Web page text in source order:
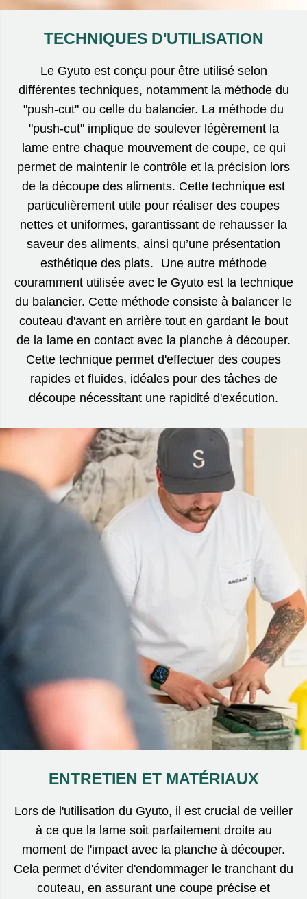
TECHNIQUES D'UTILISATION
Le Gyuto est conçu pour être utilisé selon
différentes techniques, notamment la méthode du
"push-cut" ou celle du balancier. La méthode du
"push-cut" implique de soulever légèrement la
lame entre chaque mouvement de coupe, ce qui
permet de maintenir le contrôle et la précision lors
de la découpe des aliments. Cette technique est
particulièrement utile pour réaliser des coupes
nettes et uniformes, garantissant de rehausser la
saveur des aliments, ainsi qu’une présentation
esthétique des plats. Une autre méthode
couramment utilisée avec le Gyuto est la technique
du balancier. Cette méthode consiste à balancer le
couteau d'avant en arrière tout en gardant le bout
de la lame en contact avec la planche à découper.
Cette technique permet d'effectuer des coupes
rapides et fluides, idéales pour des tâches de
découpe nécessitant une rapidité d'exécution.
ENTRETIEN ET MATÉRIAUX
Lors de l'utilisation du Gyuto, il est crucial de veiller
à ce que la lame soit parfaitement droite au
moment de l'impact avec la planche à découper.
Cela permet d'éviter d'endommager le tranchant du
couteau, en assurant une coupe précise et
RÉSERVEZ VOTRE COUTEAU
Les réservations sont conservées pendant 3 heures durant
les heures d’ouverture (10 h à 17 h).
Toute commande passée en dehors des heures
d’ouverture sera réservée pour les 3 premières heures du
prochain jour ouvrable.